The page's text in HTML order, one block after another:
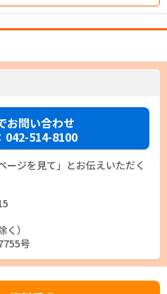
お問い合わせ
042-514-8100
ージを見て」とお伝えいただく
）
号